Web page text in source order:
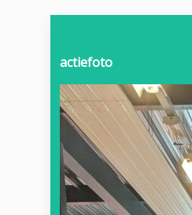
actiefoto